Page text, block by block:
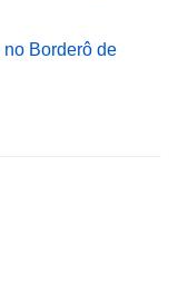
Borderô de